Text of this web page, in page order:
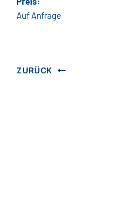
Auf Anfrage
ZURÜCK